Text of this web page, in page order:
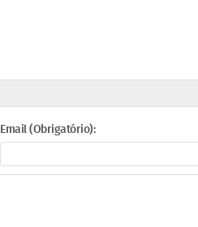
Email (Obrigatório):